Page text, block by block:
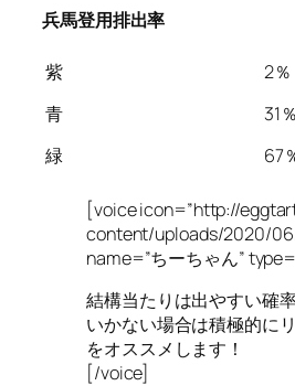
兵馬登用排出率
紫
2％
青
31％
緑
67
[voice icon=”http://
content/uploads/2020/06/
name=”ちーちゃん”
結構当たりは出やすい確
いかない場合は積極的に
をオススメします！
[/voice]